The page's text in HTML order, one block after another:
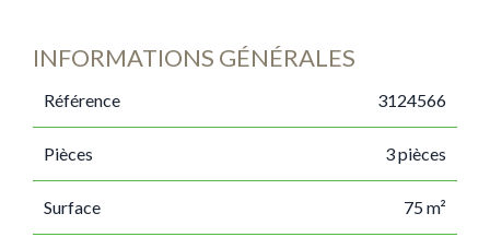
INFORMATIONS GÉNÉRALES
Référence 3124566
Pièces 3 pièces
Surface 75 m²